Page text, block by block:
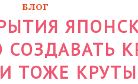
БЛОГ
ТОЖЕ